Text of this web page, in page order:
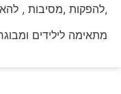
,להפקות ,מסיבות ,
מתאימה לילידים